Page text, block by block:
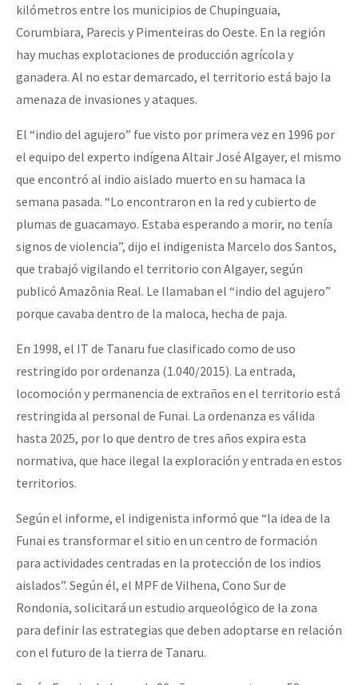
kilómetros entre los municipios de Chupinguaia,
Corumbiara, Parecis y Pimenteiras do Oeste. En la región
hay muchas explotaciones de producción agrícola y
ganadera. Al no estar demarcado, el territorio está bajo la
amenaza de invasiones y ataques.
El “indio del agujero” fue visto por primera vez en 1996 por
el equipo del experto indígena Altair José Algayer, el mismo
que encontró al indio aislado muerto en su hamaca la
semana pasada. “Lo encontraron en la red y cubierto de
plumas de guacamayo. Estaba esperando a morir, no tenía
signos de violencia”, dijo el indigenista Marcelo dos Santos,
que trabajó vigilando el territorio con Algayer, según
publicó Amazônia Real. Le llamaban el “indio del agujero”
porque cavaba dentro de la maloca, hecha de paja.
En 1998, el IT de Tanaru fue clasificado como de uso
restringido por ordenanza (1.040/2015). La entrada,
locomoción y permanencia de extraños en el territorio está
restringida al personal de Funai. La ordenanza es válida
hasta 2025, por lo que dentro de tres años expira esta
normativa, que hace ilegal la exploración y entrada en estos
territorios.
Según el informe, el indigenista informó que “la idea de la
Funai es transformar el sitio en un centro de formación
para actividades centradas en la protección de los indios
aislados”. Según él, el MPF de Vilhena, Cono Sur de
Rondonia, solicitará un estudio arqueológico de la zona
para definir las estrategias que deben adoptarse en relación
con el futuro de la tierra de Tanaru.